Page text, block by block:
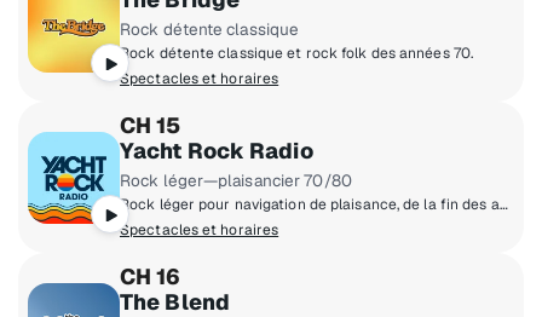
Rock détente classique
Rock détente classique et rock folk des années 70.
Spectacles et horaires
CH 15
Yacht Rock Radio
Rock léger—plaisancier 70/80
Rock léger pour navigation de plaisance, de la fin des années 70 au début des années 80… Rien pour faire chavirer le bateau!
Spectacles et horaires
CH 16
The Blend